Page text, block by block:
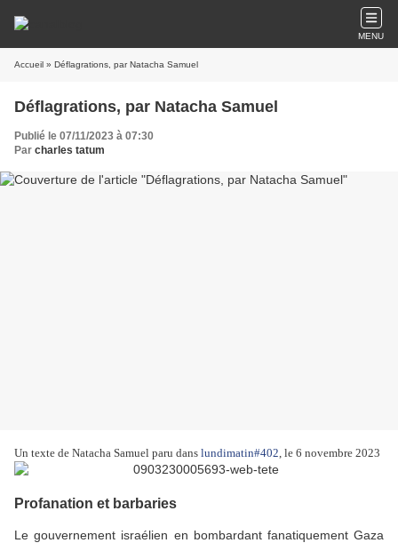
MENU
Accueil » Déflagrations, par Natacha Samuel
Déflagrations, par Natacha Samuel
Publié le 07/11/2023 à 07:30
Par charles tatum
Un texte de Natacha Samuel paru dans lundimatin#402, le 6 novembre 2023
Profanation et barbaries
Le gouvernement israélien en bombardant fanatiquement Gaza